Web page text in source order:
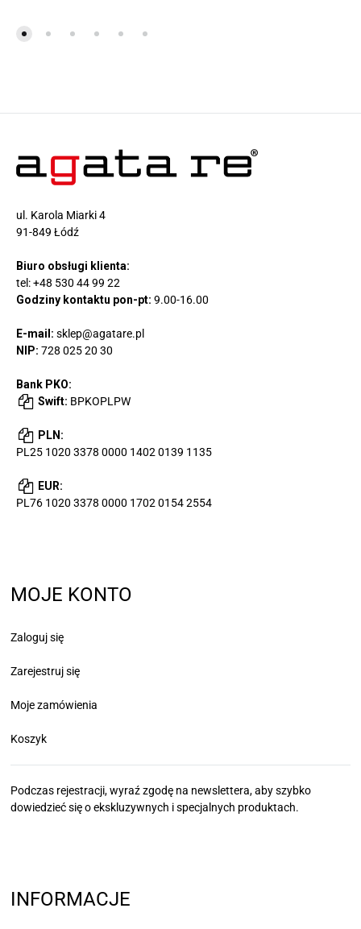
ul. Karola Miarki 4
91-849 Łódź
Biuro obsługi klienta:
tel:+48 530 44 99 22
Godziny kontaktu pon-pt: 9.00-16.00
E-mail: sklep@agatare.pl
NIP: 728 025 20 30
Bank PKO:
Swift: BPKOPLPW
PLN:
PL25 1020 3378 0000 1402 0139 1135
EUR:
PL76 1020 3378 0000 1702 0154 2554
MOJE KONTO
Zaloguj się
Zarejestruj się
Moje zamówienia
Koszyk
Podczas rejestracji, wyraź zgodę na newslettera, aby szybko
dowiedzieć sięo ekskluzywnych i specjalnych produktach.
INFORMACJE